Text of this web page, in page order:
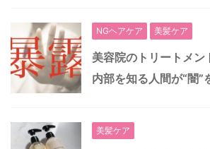
NGヘアケア 美髪ケア
美容院のトリートメン
内部を知る人間が“闇”
美髪ケア